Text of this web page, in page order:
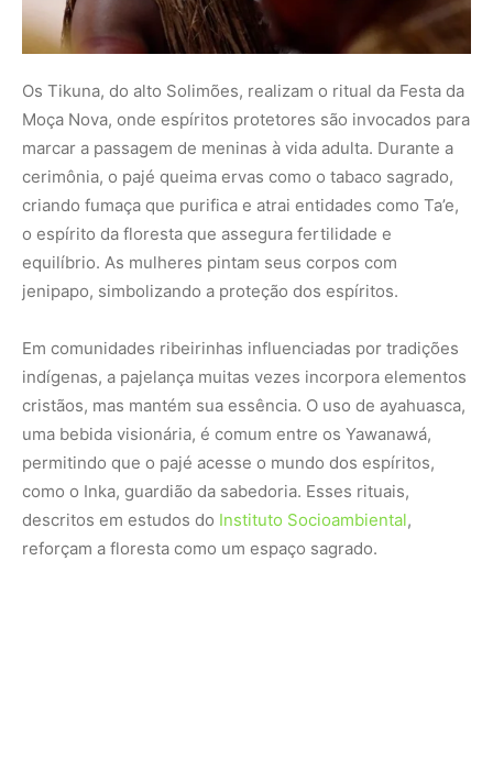
Os Tikuna, do alto Solimões, realizam o ritual da Festa da
Moça Nova, onde espíritos protetores são invocados para
marcar a passagem de meninas à vida adulta. Durante a
cerimônia, o pajé queima ervas como o tabaco sagrado,
criando fumaça que purifica e atrai entidades como Ta’e,
o espírito da floresta que assegura fertilidade e
equilíbrio. As mulheres pintam seus corpos com
jenipapo, simbolizando a proteção dos espíritos.
Em comunidades ribeirinhas influenciadas por tradições
indígenas, a pajelança muitas vezes incorpora elementos
cristãos, mas mantém sua essência. O uso de ayahuasca,
uma bebida visionária, é comum entre os Yawanawá,
permitindo que o pajé acesse o mundo dos espíritos,
como o Inka, guardião da sabedoria. Esses rituais,
descritos em estudos do Instituto Socioambiental,
reforçam a floresta como um espaço sagrado.